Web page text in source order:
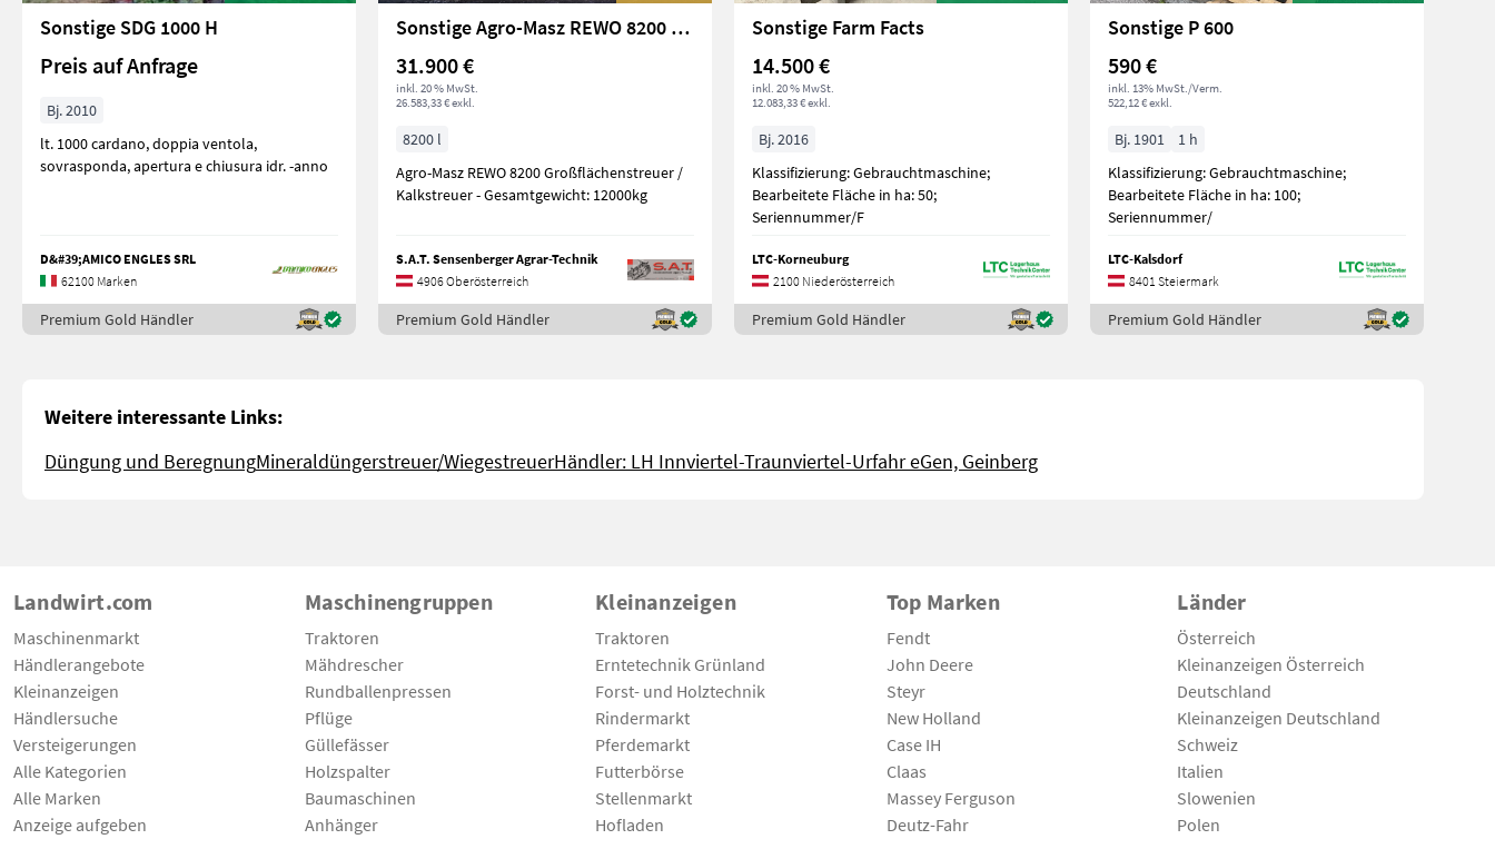
Sonstige SDG 1000 H
Preis auf Anfrage
Bj. 2010
lt. 1000 cardano, doppia ventola,
sovrasponda, apertura e chiusura idr. -anno
D&#39;AMICO ENGLES SRL
62100 Marken
Premium Gold Händler
Sonstige Agro-Masz REWO 8200 Kalk- und Düngerstreuer
31.900 €
inkl. 20 % MwSt.
26.583,33 € exkl.
8200 l
Agro-Masz REWO 8200 Großflächenstreuer /
Kalkstreuer - Gesamtgewicht: 12000kg
S.A.T. Sensenberger Agrar-Technik
4906 Oberösterreich
Premium Gold Händler
Sonstige Farm Facts
14.500 €
inkl. 20 % MwSt.
12.083,33 € exkl.
Bj. 2016
Klassifizierung: Gebrauchtmaschine;
Bearbeitete Fläche in ha: 50;
Seriennummer/F
LTC-Korneuburg
2100 Niederösterreich
Premium Gold Händler
Sonstige P 600
590 €
inkl. 13% MwSt./Verm.
522,12 € exkl.
Bj. 1901
1 h
Klassifizierung: Gebrauchtmaschine;
Bearbeitete Fläche in ha: 100;
Seriennummer/
LTC-Kalsdorf
8401 Steiermark
Premium Gold Händler
Weitere interessante Links:
Düngung und BeregnungMineraldüngerstreuer/WiegestreuerHändler: LH Innviertel-Traunviertel-Urfahr eGen, Geinberg
Landwirt.com
Maschinenmarkt
Händlerangebote
Kleinanzeigen
Händlersuche
Versteigerungen
Alle Kategorien
Alle Marken
Anzeige aufgeben
Maschinengruppen
Traktoren
Mähdrescher
Rundballenpressen
Pflüge
Güllefässer
Holzspalter
Baumaschinen
Anhänger
Kleinanzeigen
Traktoren
Erntetechnik Grünland
Forst- und Holztechnik
Rindermarkt
Pferdemarkt
Futterbörse
Stellenmarkt
Hofladen
Top Marken
Fendt
John Deere
Steyr
New Holland
Case IH
Claas
Massey Ferguson
Deutz-Fahr
Länder
Österreich
Kleinanzeigen Österreich
Deutschland
Kleinanzeigen Deutschland
Schweiz
Italien
Slowenien
Polen